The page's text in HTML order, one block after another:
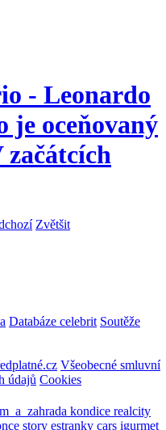
- Leonardo
oceňovaný
začátcích
Zvětšit
Databáze celebrit Soutěže
Všeobecné smluvní
údajů Cookies
kondice realcity
story estranky cars igurmet